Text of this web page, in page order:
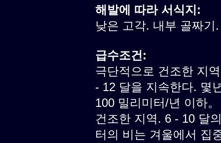
해발에 따라 서식지:
낮은 고각. 내부 골짜기.
급수조건:
극단적으로 건조한 지
- 12 달을 지속한다. 몇
100 밀리미터/년 이하。
건조한 지역. 6 - 10 달
터의 비는 겨울에서 집